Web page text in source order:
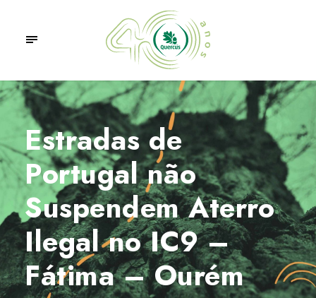
Estradas de
Portugal não
Suspendem Aterro
Ilegal no IC9 –
Fátima – Ourém